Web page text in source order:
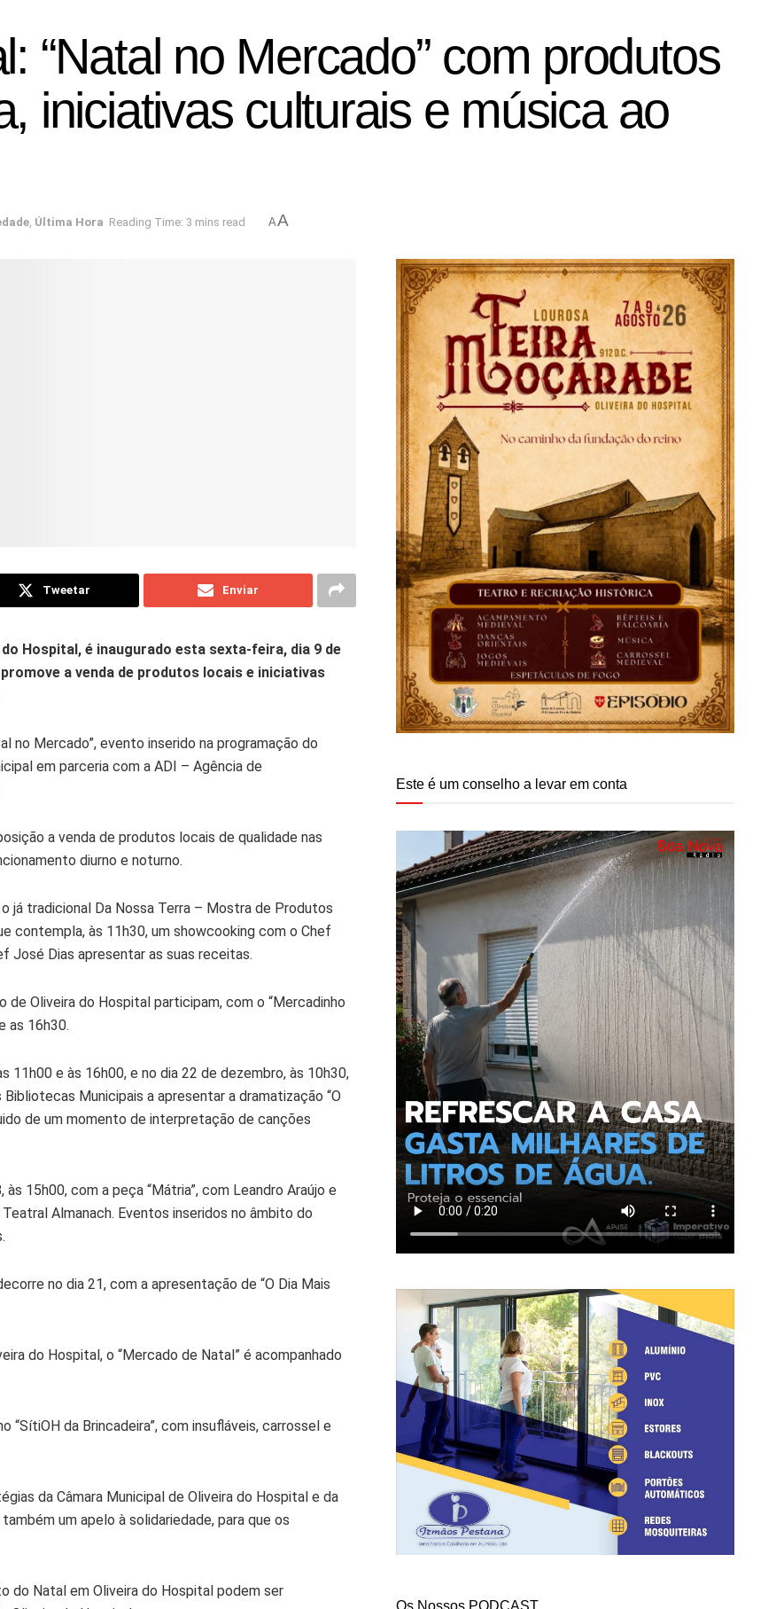
“Natal no Mercado” com produtos
iniciativas culturais e música ao
, Última Hora Reading Time: 3 mins read AA
Tweetar Enviar
Hospital, é inaugurado esta sexta-feira, dia 9 de
a venda de produtos locais e iniciativas
no Mercado”, evento inserido na programação do
em parceria com a ADI – Agência de
a venda de produtos locais de qualidade nas
diurno e noturno.
já tradicional Da Nossa Terra – Mostra de Produtos
contempla, às 11h30, um showcooking com o Chef
José Dias apresentar as suas receitas.
Oliveira do Hospital participam, com o “Mercadinho
as 16h30.
11h00 e às 16h00, e no dia 22 de dezembro, às 10h30,
Municipais a apresentar a dramatização “O
de um momento de interpretação de canções
15h00, com a peça “Mátria”, com Leandro Araújo e
Teatral Almanach. Eventos inseridos no âmbito do
no dia 21, com a apresentação de “O Dia Mais
do Hospital, o “Mercado de Natal” é acompanhado
da Brincadeira”, com insufláveis, carrossel e
da Câmara Municipal de Oliveira do Hospital e da
um apelo à solidariedade, para que os
do Natal em Oliveira do Hospital podem ser
Este é um conselho a levar em conta
Os Nossos PODCAST